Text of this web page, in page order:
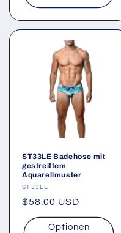
ST33LE Badehose mit
gestreiftem
Aquarellmuster
Anbieter:
ST33LE
Normaler
Preis
$58.00 USD
Optionen